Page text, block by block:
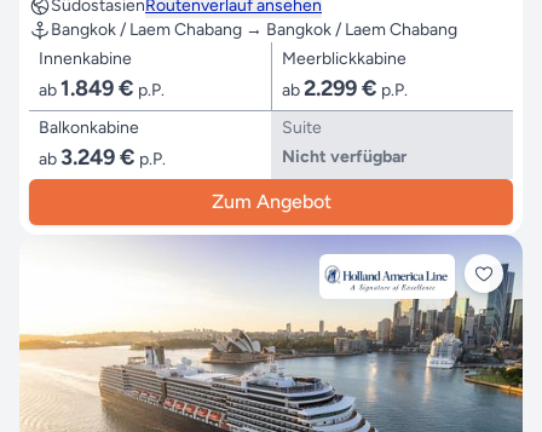
SüdostasienRoutenverlauf ansehen
Bangkok / Laem Chabang → Bangkok / Laem Chabang
Innenkabine
ab1.849 € p.P.
Meerblickkabine
ab2.299 € p.P.
Balkonkabine
ab 3.249 € p.P.
Suite
Nicht verfügbar
Zum Angebot